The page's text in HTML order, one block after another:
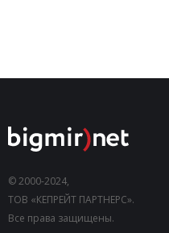
© 2000-2024,
ТОВ «КЕПРЕЙТ ПАРТНЕРС».
Все права защищены.